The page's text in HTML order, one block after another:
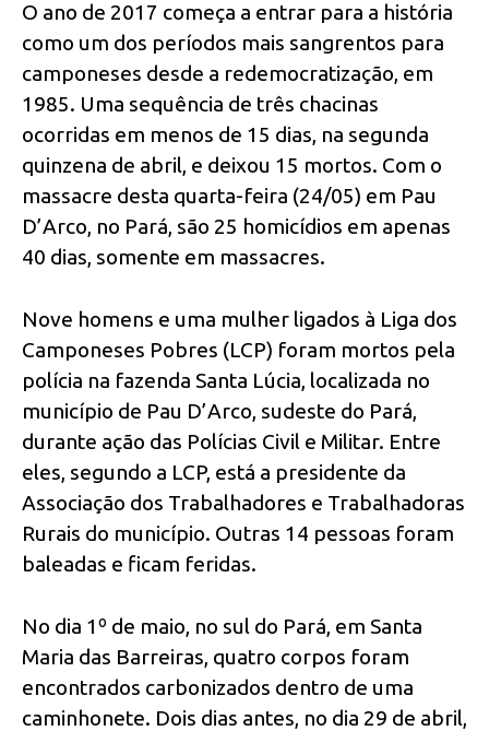
O ano de 2017 começa a entrar para a história
como um dos períodos mais sangrentos para
camponeses desde a redemocratização, em
1985. Uma sequência de três chacinas
ocorridas em menos de 15 dias, na segunda
quinzena de abril, e deixou 15 mortos. Com o
massacre desta quarta-feira (24/05) em Pau
D’Arco, no Pará, são 25 homicídios em apenas
40 dias, somente em massacres.
Nove homens e uma mulher ligados à Liga dos
Camponeses Pobres (LCP) foram mortos pela
polícia na fazenda Santa Lúcia, localizada no
município de Pau D’Arco, sudeste do Pará,
durante ação das Polícias Civil e Militar. Entre
eles, segundo a LCP, está a presidente da
Associação dos Trabalhadores e Trabalhadoras
Rurais do município. Outras 14 pessoas foram
baleadas e ficam feridas.
No dia 1º de maio, no sul do Pará, em Santa
Maria das Barreiras, quatro corpos foram
encontrados carbonizados dentro de uma
caminhonete. Dois dias antes, no dia 29 de abril,